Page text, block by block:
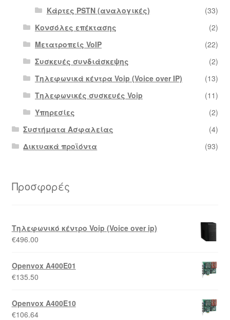
Κάρτες PSTN (αναλογικές)
(33)
Κονσόλες επέκτασης
(2)
Μετατροπείς VoIP
(22)
Συσκευές συνδιάσκεψης
(2)
Τηλεφωνικά κέντρα Voip (Voice over IP)
(13)
Τηλεφωνικές συσκευές Voip
(11)
Υπηρεσίες
(2)
Συστήματα Ασφαλείας
(4)
Δικτυακά προϊόντα
(93)
Προσφορές
Τηλεφωνικό κέντρο Voip (Voice over ip)
€496.00
Openvox A400E01
€135.50
Openvox A400E10
€106.64